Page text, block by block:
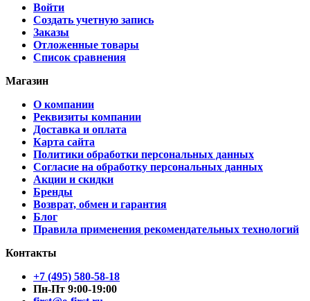
Войти
Создать учетную запись
Заказы
Отложенные товары
Список сравнения
Магазин
О компании
Реквизиты компании
Доставка и оплата
Карта сайта
Политики обработки персональных данных
Согласие на обработку персональных данных
Акции и скидки
Бренды
Возврат, обмен и гарантия
Блог
Правила применения рекомендательных технологий
Контакты
+7 (495) 580-58-18
Пн-Пт 9:00-19:00